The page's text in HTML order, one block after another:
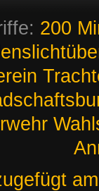
200
am